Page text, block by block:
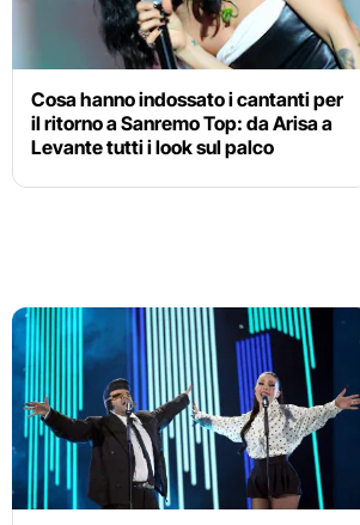
Cosa hanno indossato i cantanti per
il ritorno a Sanremo Top: da Arisa a
Levante tutti i look sul palco